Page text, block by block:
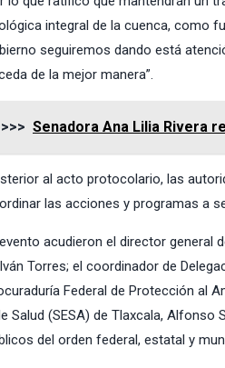
integral de la cuenca, como
seguiremos dando está
de la mejor manera”.
>>> Senadora Ana Lilia Rivera
al acto protocolario, las
las acciones y programas a
acudieron el director general
Torres; el coordinador de
Federal de Protección al
Salud (SESA) de Tlaxcala,
del orden federal, estatal y